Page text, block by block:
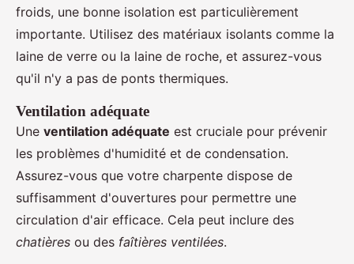
froids, une bonne isolation est particulièrement
importante. Utilisez des matériaux isolants comme la
laine de verre ou la laine de roche, et assurez-vous
qu'il n'y a pas de ponts thermiques.
Ventilation adéquate
Une ventilation adéquate est cruciale pour prévenir
les problèmes d'humidité et de condensation.
Assurez-vous que votre charpente dispose de
suffisamment d'ouvertures pour permettre une
circulation d'air efficace. Cela peut inclure des
chatières ou des faîtières ventilées.